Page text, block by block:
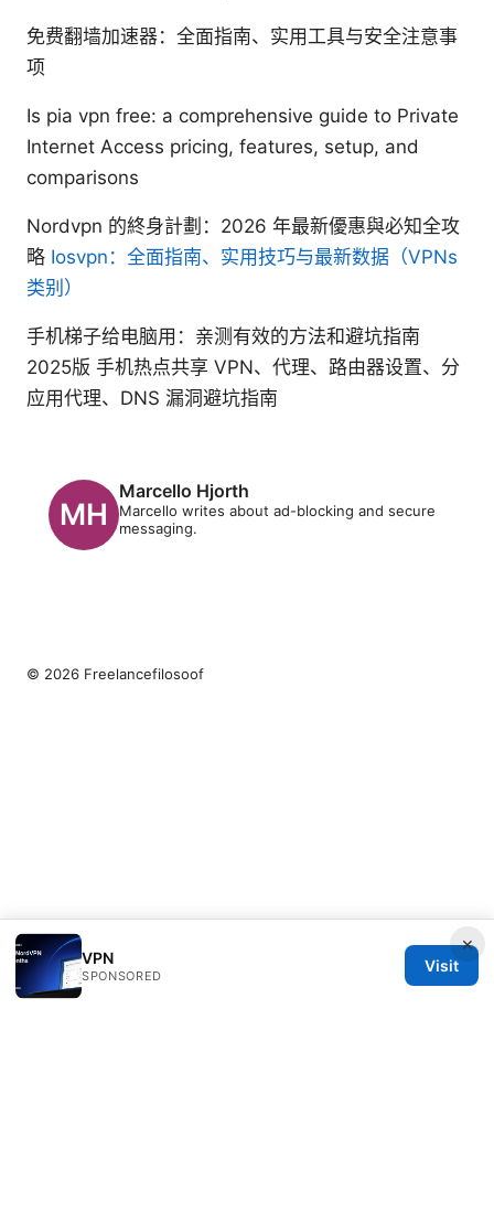
免费翻墙加速器：全面指南、实用工具与安全注意事
项
Is pia vpn free: a comprehensive guide to Private
Internet Access pricing, features, setup, and
comparisons
Nordvpn 的終身計劃：2026 年最新優惠與必知全攻
略 Iosvpn：全面指南、实用技巧与最新数据（VPNs
类别）
手机梯子给电脑用：亲测有效的方法和避坑指南
2025版 手机热点共享 VPN、代理、路由器设置、分
应用代理、DNS 漏洞避坑指南
Marcello Hjorth
Marcello writes about ad-blocking and secure
messaging.
×
VPN
SPONSORED
Visit
© 2026 Freelancefilosoof